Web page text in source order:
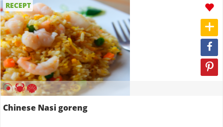
RECEPT
Chinese Nasi goreng